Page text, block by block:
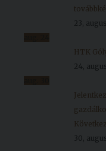
23,
HTK
24,
30,